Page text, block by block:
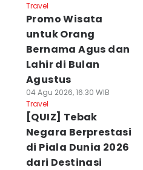
Travel
Promo Wisata
untuk Orang
Bernama Agus dan
Lahir di Bulan
Agustus
04 Agu 2026, 16:30 WIB
Travel
[QUIZ] Tebak
Negara Berprestasi
di Piala Dunia 2026
dari Destinasi